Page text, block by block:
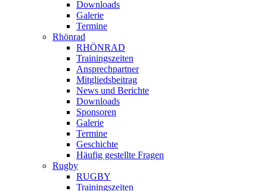
Downloads
Galerie
Termine
Rhönrad
RHÖNRAD
Trainingszeiten
Ansprechpartner
Mitgliedsbeitrag
News und Berichte
Downloads
Sponsoren
Galerie
Termine
Geschichte
Häufig gestellte Fragen
Rugby
RUGBY
Trainingszeiten